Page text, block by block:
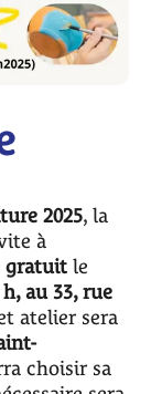
2025, la
à
gratuit le
au 33, rue
atelier sera
choisir sa